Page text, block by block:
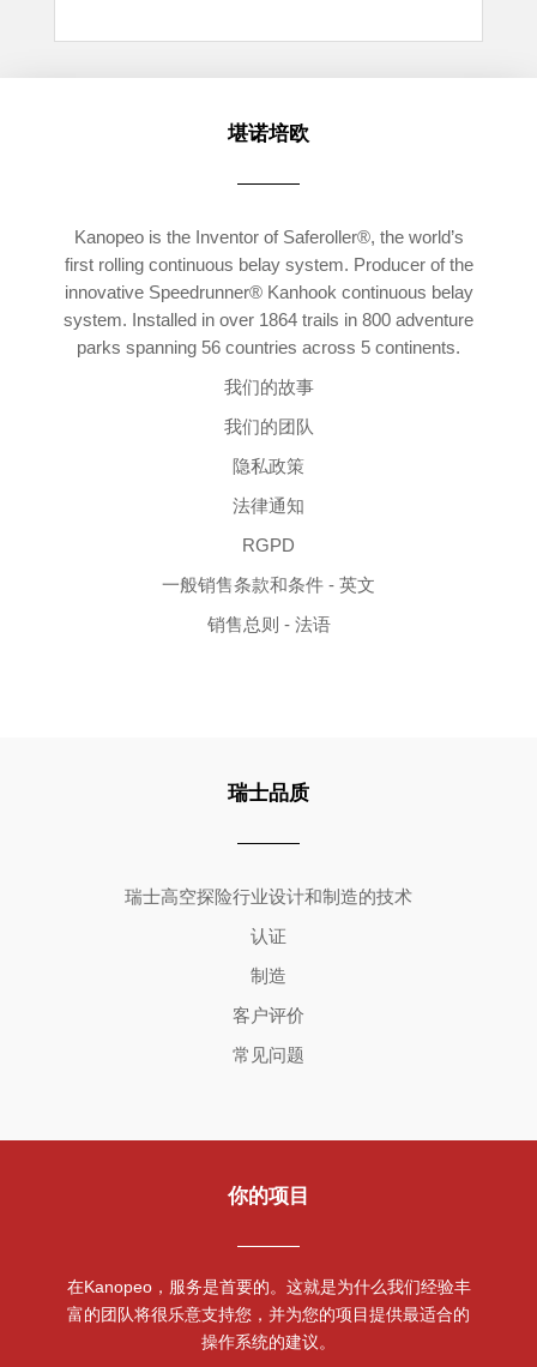
堪诺培欧
Kanopeo is the Inventor of Saferoller®, the world’s
first rolling continuous belay system. Producer of the
innovative Speedrunner® Kanhook continuous belay
system. Installed in over 1864 trails in 800 adventure
parks spanning 56 countries across 5 continents.
我们的故事
我们的团队
隐私政策
法律通知
RGPD
一般销售条款和条件 - 英文
销售总则 - 法语
瑞士品质
瑞士高空探险行业设计和制造的技术
认证
制造
客户评价
常见问题
你的项目
在Kanopeo，服务是首要的。这就是为什么我们经验丰
富的团队将很乐意支持您，并为您的项目提供最适合的
操作系统的建议。